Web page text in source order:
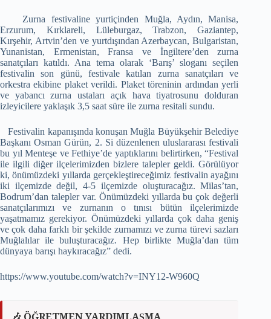
Zurna festivaline yurtiçinden Muğla, Aydın, Manisa,
Erzurum, Kırklareli, Lüleburgaz, Trabzon, Gaziantep,
Kırşehir, Artvin’den ve yurtdışından Azerbaycan, Bulgaristan,
Yunanistan, Ermenistan, Fransa ve İngiltere’den zurna
sanatçıları katıldı. Ana tema olarak ‘Barış’ sloganı seçilen
festivalin son günü, festivale katılan zurna sanatçıları ve
orkestra ekibine plaket verildi. Plaket töreninin ardından yerli
ve yabancı zurna ustaları açık hava tiyatrosunu dolduran
izleyicilere yaklaşık 3,5 saat süre ile zurna resitali sundu.
Festivalin kapanışında konuşan Muğla Büyükşehir Belediye
Başkanı Osman Gürün, 2. Si düzenlenen uluslararası festivali
bu yıl Menteşe ve Fethiye’de yaptıklarını belirtirken, “Festival
ile ilgili diğer ilçelerimizden bizlere talepler geldi. Görülüyor
ki, önümüzdeki yıllarda gerçekleştireceğimiz festivalin ayağını
iki ilçemizde değil, 4-5 ilçemizde oluşturacağız. Milas’tan,
Bodrum’dan talepler var. Önümüzdeki yıllarda bu çok değerli
sanatçılarımızı ve zurnanın o tınısı bütün ilçelerimizde
yaşatmamız gerekiyor. Önümüzdeki yıllarda çok daha geniş
ve çok daha farklı bir şekilde zurnamızı ve zurna türevi sazları
Muğlalılar ile buluşturacağız. Hep birlikte Muğla’dan tüm
dünyaya barışı haykıracağız” dedi.
https://www.youtube.com/watch?v=INY12-W960Q